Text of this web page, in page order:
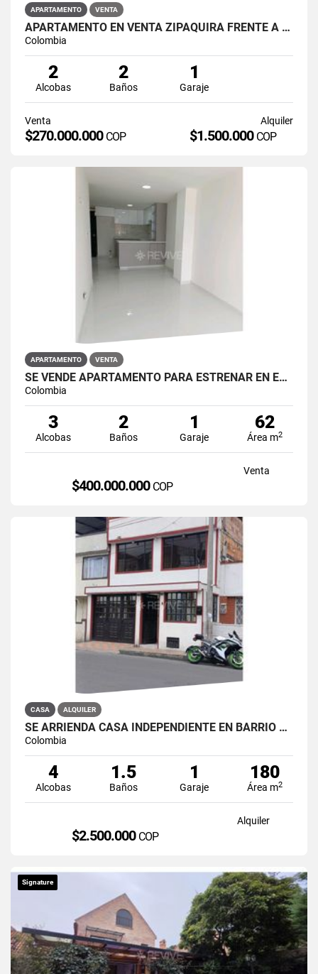
APARTAMENTO VENTA
APARTAMENTO EN VENTA ZIPAQUIRÁ FRENTE A LA UNIMINUTO
Colombia
2
Alcobas
2
Baños
1
Garaje
Venta
$270.000.000 COP
Alquiler
$1.500.000 COP
APARTAMENTO VENTA
SE VENDE APARTAMENTO PARA ESTRENAR EN EL BARRIO RESTREPO
Colombia
3
Alcobas
2
Baños
1
Garaje
62
Área m2
Venta
$400.000.000 COP
CASA ALQUILER
SE ARRIENDA CASA INDEPENDIENTE EN BARRIO QUIROGA SUR
Colombia
4
Alcobas
1.5
Baños
1
Garaje
180
Área m2
Alquiler
$2.500.000 COP
Signature